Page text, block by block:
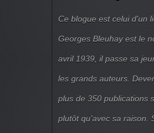
Ce blogue est celui d'un
Georges Bleuhay est le
avril 1939, il passe sa
les grands auteurs.
plus de 350 publications
plutôt qu'avec sa